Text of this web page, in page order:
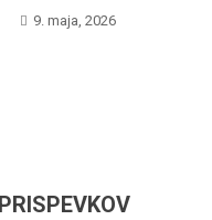
9. maja, 2026